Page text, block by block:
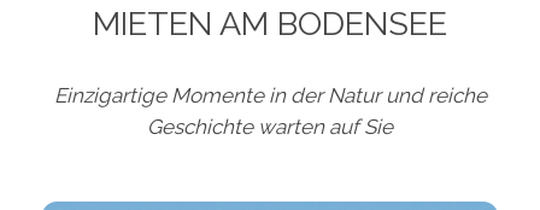
MIETEN AM BODENSEE
Einzigartige Momente in der Natur und reiche
Geschichte warten auf Sie